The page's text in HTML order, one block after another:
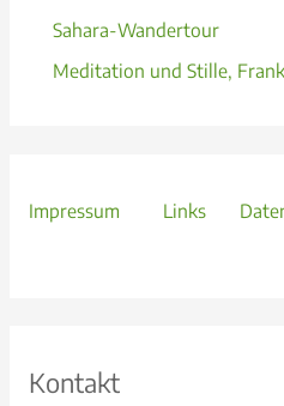
Sahara-Wandertour
Meditation und Stille,
Impressum Links
Kontakt